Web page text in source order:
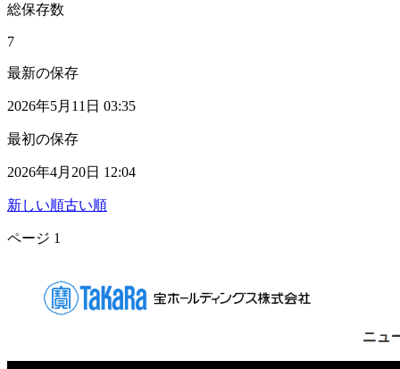
総保存数
7
最新の保存
2026年5月11日 03:35
最初の保存
2026年4月20日 12:04
新しい順古い順
ページ 1